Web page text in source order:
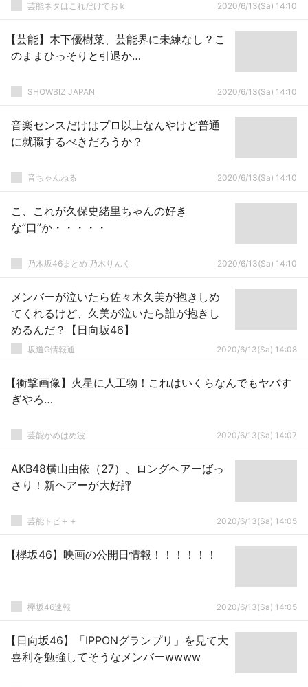
芸能ネタはこれだけでおｋ 2020/6/13(Sa) 14:10
【芸能】木下優樹菜、芸能界に未練なし？こ
のままひっそりと引退か…
SHOWBIZ JAPAN 2020/6/13(Sa) 14:10
音楽センスだけはプロ以上なんやけど普通
に就職するべきだろうか？
音ちゃんねる 2020/6/13(Sa) 14:10
こ、これが久保史緒里ちゃんの好き
な”口”か・・・・・
乃木坂46まとめ 乃木りんく 2020/6/13(Sa) 14:10
メンバーが泣いたら佐々木久美が抱きしめ
てくれるけど、久美が泣いたら誰が抱きし
めるんだ？【日向坂46】
坂道G情報通 2020/6/13(Sa) 14:08
【衝撃画像】火星に人工物！これはいくらなんでもヤバす
ぎやろ…
芸能かめはめ波 2020/6/13(Sa) 14:07
AKB48横山由依（27）、ロングヘアーばっ
さり！新ヘアーが大好評
芸能トピ＋＋ 2020/6/13(Sa) 14:05
【欅坂46】映画の公開日情報！！！！！！
欅坂46速報 2020/6/13(Sa) 14:05
【日向坂46】「IPPONグランプリ」を見て大
喜利を勉強してそうなメンバーwwww